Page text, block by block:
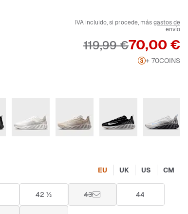
IVA incluido, si procede, másgastos de
envío
Precio
70,00 €
Precio original
119,99 €
+ 70COINS
EU UK US CM
42 ½ 43 44